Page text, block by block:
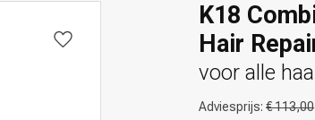
K18
Hair
voor alle
Adviesprijs:€ 113,00